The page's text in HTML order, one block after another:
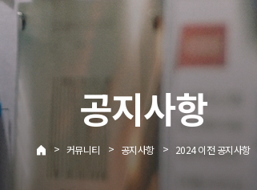
공지사항
> 커뮤니티 > 공지사항 > 2024 이전 공지사항